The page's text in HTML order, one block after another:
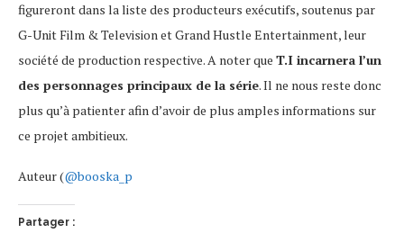
figureront dans la liste des producteurs exécutifs, soutenus par
G-Unit Film & Television et Grand Hustle Entertainment, leur
société de production respective. A noter que T.I incarnera l’un
des personnages principaux de la série. Il ne nous reste donc
plus qu’à patienter afin d’avoir de plus amples informations sur
ce projet ambitieux.
Auteur (@booska_p
Partager :